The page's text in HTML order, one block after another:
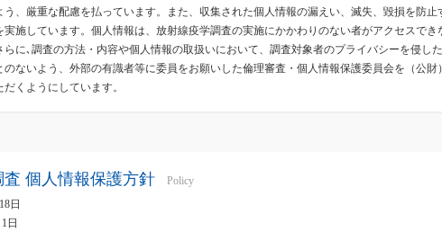
う、厳重な配慮を払っています。また、収集された個人情報の漏えい、滅失、毀損を防止
実施しています。個人情報は、放射線疫学調査の実施にかかわりのない者がアクセスでき
らに､調査の方法・内容や個人情報の取扱いにおいて、調査対象者のプライバシーを侵し
のないよう、外部の有識者等に委員をお願いした倫理審査・個人情報保護委員会を（公財
くようにしています。
個人情報保護方針
Policy
日
日